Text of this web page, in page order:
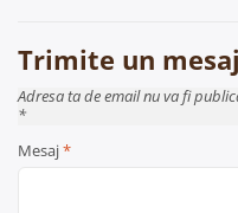
Trimite un mesaj
Adresa ta de email nu va fi
*
Mesaj*